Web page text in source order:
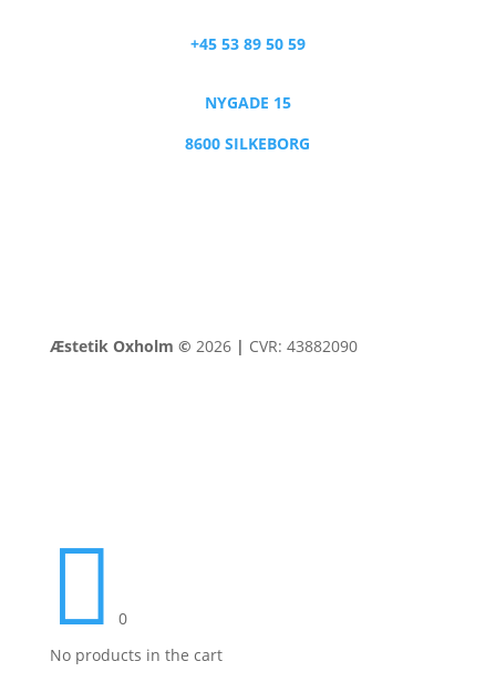
+45 53 89 50 59
NYGADE 15
8600 SILKEBORG
Æstetik Oxholm © 2026| CVR: 43882090

0
No products in the cart